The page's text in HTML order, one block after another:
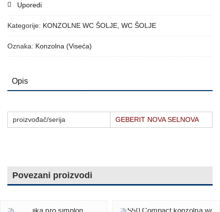
Uporedi
Kategorije: KONZOLNE WC ŠOLJE WC ŠOLJE
Oznaka: Konzolna (Viseća)
Opis
proizvođač/serija GEBERIT NOVA SELNOVA
Povezani proizvodi